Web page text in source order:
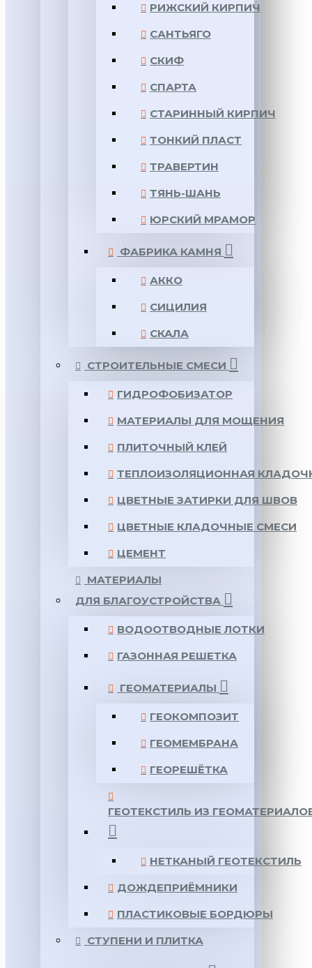
РИЖСКИЙ КИРПИЧ
САНТЬЯГО
СКИФ
СПАРТА
СТАРИННЫЙ КИРПИЧ
ТОНКИЙ ПЛАСТ
ТРАВЕРТИН
ТЯНЬ-ШАНЬ
ЮРСКИЙ МРАМОР
ФАБРИКА КАМНЯ
АККО
СИЦИЛИЯ
СКАЛА
СТРОИТЕЛЬНЫЕ СМЕСИ
ГИДРОФОБИЗАТОР
МАТЕРИАЛЫ ДЛЯ МОЩЕНИЯ
ПЛИТОЧНЫЙ КЛЕЙ
ТЕПЛОИЗОЛЯЦИОННАЯ
ЦВЕТНЫЕ ЗАТИРКИ ДЛЯ ШВОВ
ЦВЕТНЫЕ КЛАДОЧНЫЕ СМЕСИ
ЦЕМЕНТ
МАТЕРИАЛЫ
ДЛЯ БЛАГОУСТРОЙСТВА
ВОДООТВОДНЫЕ ЛОТКИ
ГАЗОННАЯ РЕШЕТКА
ГЕОМАТЕРИАЛЫ
ГЕОКОМПОЗИТ
ГЕОМЕМБРАНА
ГЕОРЕШЁТКА
ГЕОТЕКСТИЛЬ ИЗ
НЕТКАНЫЙ ГЕОТЕКСТИЛЬ
ДОЖДЕПРИЁМНИКИ
ПЛАСТИКОВЫЕ БОРДЮРЫ
СТУПЕНИ И ПЛИТКА